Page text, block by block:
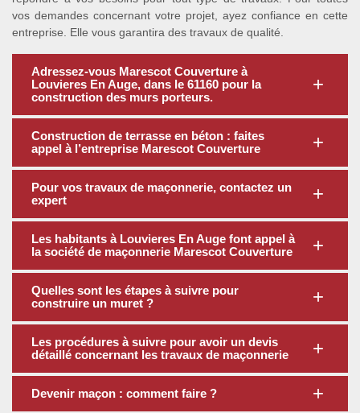
vos demandes concernant votre projet, ayez confiance en cette
entreprise. Elle vous garantira des travaux de qualité.
Adressez-vous Marescot Couverture à
Louvieres En Auge, dans le 61160 pour la
construction des murs porteurs.
Construction de terrasse en béton : faites
appel à l’entreprise Marescot Couverture
Pour vos travaux de maçonnerie, contactez un
expert
Les habitants à Louvieres En Auge font appel à
la société de maçonnerie Marescot Couverture
Quelles sont les étapes à suivre pour
construire un muret ?
Les procédures à suivre pour avoir un devis
détaillé concernant les travaux de maçonnerie
Devenir maçon : comment faire ?